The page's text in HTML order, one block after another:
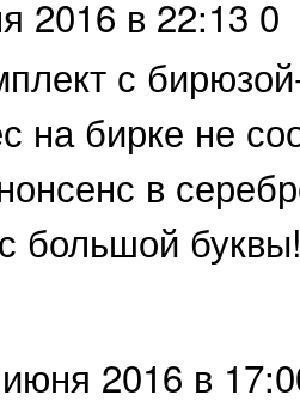
2016 в 22:13 0
с
на бирке не
в
2016 в